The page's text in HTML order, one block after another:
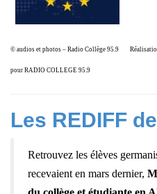
© audios et photos – Radio Collège 95.9
pour RADIO COLLEGE 95.9
Les REDIFF
Retrouvez les élèves
recevaient en mars dernier,